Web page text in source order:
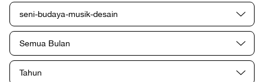
seni-budaya-musik-desain
Semua Bulan
Tahun